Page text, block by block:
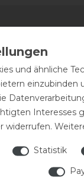
und ähnliche
einzubinden
Interesses
widerrufen.
Statistik